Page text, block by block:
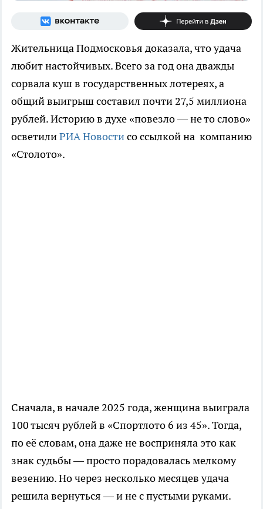
Жительница Подмосковья доказала, что удача
любит настойчивых. Всего за год она дважды
сорвала куш в государственных лотереях, а
общий выигрыш составил почти 27,5 миллиона
рублей. Историю в духе «повезло — не то слово»
осветилиРИА Новостисо ссылкой на компанию
«Столото».
Сначала, в начале 2025 года, женщина выиграла
100 тысяч рублей в «Спортлото 6 из 45». Тогда,
по её словам, она даже не восприняла это как
знак судьбы — просто порадовалась мелкому
везению. Но через несколько месяцев удача
решила вернуться — и не с пустыми руками.